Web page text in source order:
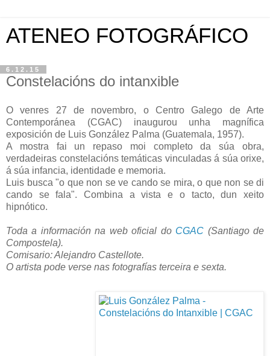
ATENEO FOTOGRÁFICO
6.12.15
Constelacións do intanxible
O venres 27 de novembro, o Centro Galego de Arte
Contemporánea (CGAC) inaugurou unha magnífica
exposición de Luis González Palma (Guatemala, 1957).
A mostra fai un repaso moi completo da súa obra,
verdadeiras constelacións temáticas vinculadas á súa orixe,
á súa infancia, identidade e memoria.
Luis busca "o que non se ve cando se mira, o que non se di
cando se fala". Combina a vista e o tacto, dun xeito
hipnótico.
Toda a información na web oficial do CGAC (Santiago de
Compostela).
Comisario: Alejandro Castellote.
O artista pode verse nas fotografías terceira e sexta.